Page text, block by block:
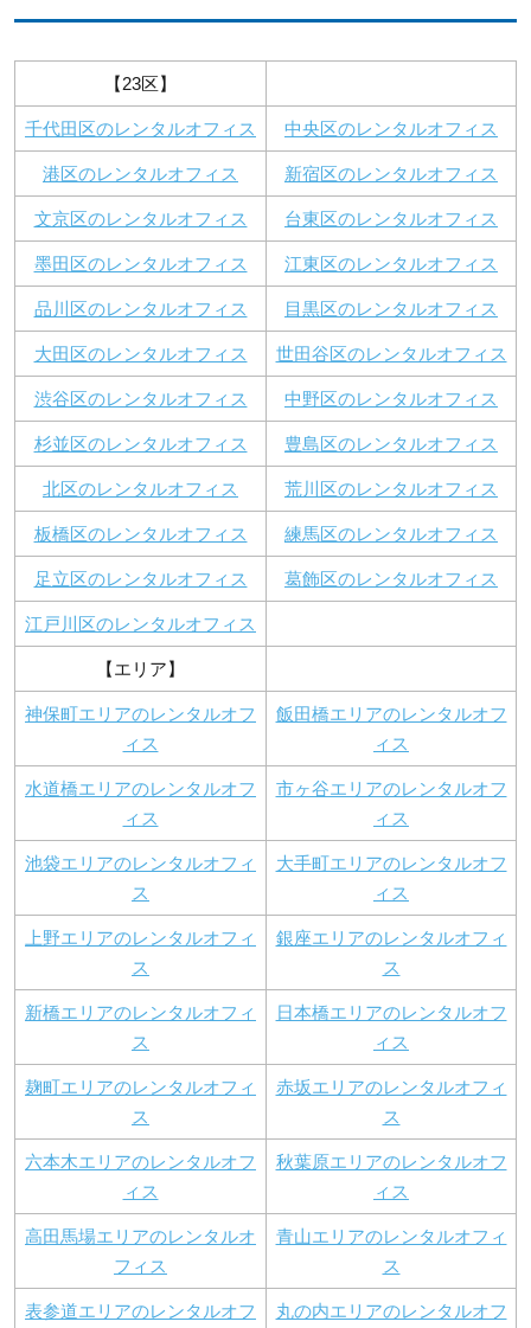
【23区】
千代田区のレンタルオフィス 中央区のレンタルオフィス
港区のレンタルオフィス 新宿区のレンタルオフィス
文京区のレンタルオフィス 台東区のレンタルオフィス
墨田区のレンタルオフィス 江東区のレンタルオフィス
品川区のレンタルオフィス 目黒区のレンタルオフィス
大田区のレンタルオフィス 世田谷区のレンタルオフィス
渋谷区のレンタルオフィス 中野区のレンタルオフィス
杉並区のレンタルオフィス 豊島区のレンタルオフィス
北区のレンタルオフィス 荒川区のレンタルオフィス
板橋区のレンタルオフィス 練馬区のレンタルオフィス
足立区のレンタルオフィス 葛飾区のレンタルオフィス
江戸川区のレンタルオフィス
【エリア】
神保町エリアのレンタルオフ
ィス
飯田橋エリアのレンタルオフ
ィス
水道橋エリアのレンタルオフ
ィス
市ヶ谷エリアのレンタルオフ
ィス
池袋エリアのレンタルオフィ
ス
大手町エリアのレンタルオフ
ィス
上野エリアのレンタルオフィ
ス
銀座エリアのレンタルオフィ
ス
新橋エリアのレンタルオフィ
ス
日本橋エリアのレンタルオフ
ィス
麹町エリアのレンタルオフィ
ス
赤坂エリアのレンタルオフィ
ス
六本木エリアのレンタルオフ
ィス
秋葉原エリアのレンタルオフ
ィス
高田馬場エリアのレンタルオ
フィス
青山エリアのレンタルオフィ
ス
表参道エリアのレンタルオフ
丸の内エリアのレンタルオフ